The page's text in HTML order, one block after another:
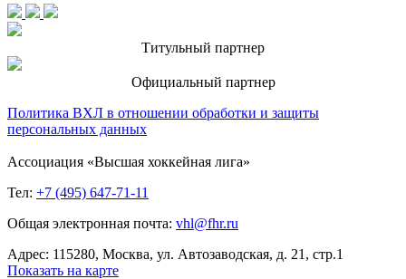
Титульный партнер
Официальный партнер
Политика ВХЛ в отношении обработки и защиты
персональных данных
Ассоциация «Высшая хоккейная лига»
Тел: +7 (495) 647-71-11
Общая электронная почта: vhl@fhr.ru
Адрес: 115280, Москва, ул. Автозаводская, д. 21, стр.1
Показать на карте